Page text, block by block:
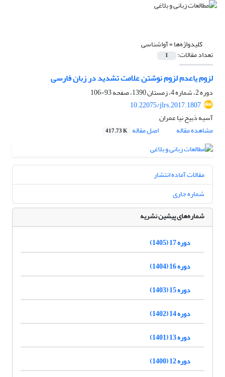
کلیدواژه‌ها =آواشناسی
تعداد مقالات: 1
لزوم یاعدم لزوم نوشتن علامت تشدید در زبان فارسی
دوره 2، شماره 4، زمستان 1390، صفحه
93-106
10.22075/jlrs.2017.1807
آسیه ذبیح نیا عمران
مشاهده مقاله
اصل مقاله 417.73 K
مقالات آماده انتشار
شماره جاری
شماره‌های پیشین نشریه
دوره 17 (1405)
دوره 16 (1404)
دوره 15 (1403)
دوره 14 (1402)
دوره 13 (1401)
دوره 12 (1400)